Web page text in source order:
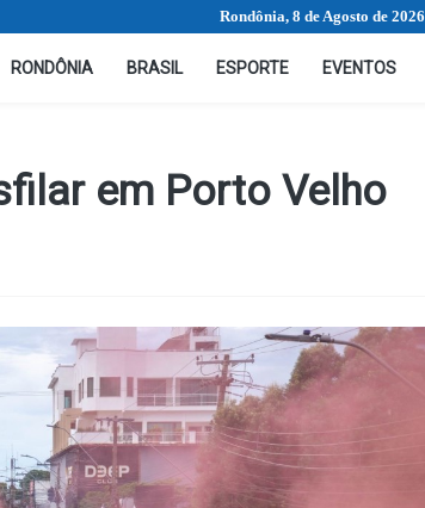
Rondônia, 8 de Agosto de 2026
RONDÔNIA BRASIL ESPORTE EVENTOS
em Porto Velho